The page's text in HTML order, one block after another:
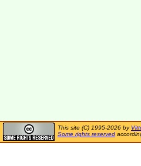
This site (C) 1995-2026 by
Some rights reserved